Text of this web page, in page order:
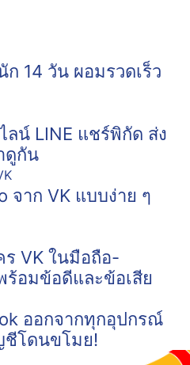
14 วัน ผอมรวดเร็ว
ลน์ LINE แชร์พิกัด ส่ง
ดูกัน
จาก VK แบบง่าย ๆ
ร VK ในมือถือ-
อมข้อดีและข้อเสีย
ออกจากทุกอุปกรณ์
ชีโดนขโมย!